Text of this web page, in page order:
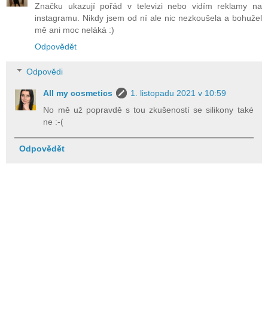
Značku ukazují pořád v televizi nebo vidím reklamy na
instagramu. Nikdy jsem od ní ale nic nezkoušela a bohužel
mě ani moc neláká :)
Odpovědět
Odpovědi
All my cosmetics
1. listopadu 2021 v 10:59
No mě už popravdě s tou zkušeností se silikony také
ne :-(
Odpovědět